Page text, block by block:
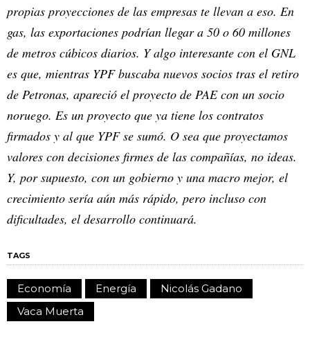
propias proyecciones de las empresas te llevan a eso. En
gas, las exportaciones podrían llegar a 50 o 60 millones
de metros cúbicos diarios. Y algo interesante con el GNL
es que, mientras YPF buscaba nuevos socios tras el retiro
de Petronas, apareció el proyecto de PAE con un socio
noruego. Es un proyecto que ya tiene los contratos
firmados y al que YPF se sumó. O sea que proyectamos
valores con decisiones firmes de las compañías, no ideas.
Y, por supuesto, con un gobierno y una macro mejor, el
crecimiento sería aún más rápido, pero incluso con
dificultades, el desarrollo continuará.
TAGS
Economía Energía
Nicolás Gadano
Vaca Muerta